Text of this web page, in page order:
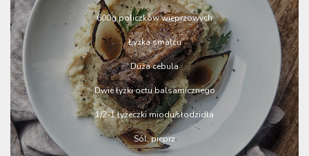
600g policzków wieprzowych
Łyżka smalcu
Duża cebula
Dwie łyżki octu balsamicznego
1/2-1 łyżeczki miodu/słodzidła
Sól, pieprz